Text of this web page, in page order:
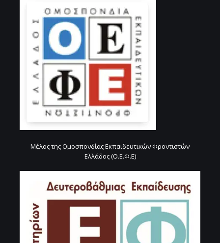
Μέλος της Ομοσπονδίας Εκπαιδευτικών Φροντιστών
Ελλάδος (Ο.Ε.Φ.Ε)